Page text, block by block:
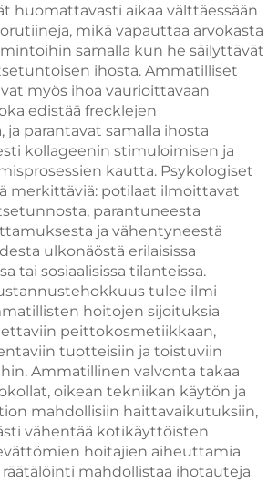
huomattavasti aikaa välttäessään
mikä vapauttaa arvokasta
samalla kun he säilyttävät
ihosta. Ammatilliset
myös ihoa vaurioittavaan
edistää frecklejen
parantavat samalla ihosta
kollageenin stimuloimisen ja
kautta. Psykologiset
merkittäviä: potilaat ilmoittavat
parantuneesta
ja vähentyneestä
ulkonäöstä erilaisissa
tai sosiaalisissa tilanteissa.
tulee ilmi
hoitojen sijoituksia
peittokosmetiikkaan,
tuotteisiin ja toistuviin
Ammatillinen valvonta takaa
oikean tekniikan käytön ja
mahdollisiin haittavaikutuksiin,
vähentää kotikäyttöisten
hoitajien aiheuttamia
räätälöinti mahdollistaa ihotauteja